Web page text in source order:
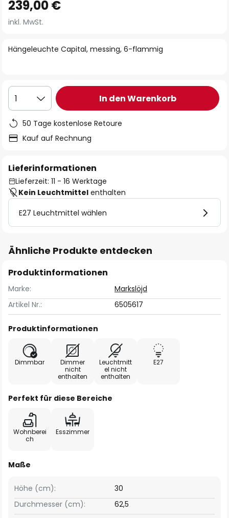
Anfang
der
springen
Hängeleuchte Capital, messing, 6-flammig
239,00 €
inkl. MwSt.
1 In den Warenkorb
50 Tage kostenlose Retoure
Kauf auf Rechnung
Lieferinformationen
Lieferzeit: 11 - 16 Werktage
Kein Leuchtmittel enthalten
E27 Leuchtmittel wählen
Ähnliche Produkte entdecken
Produktinformationen
Marke:
Markslöjd
Artikel Nr.:
6505617
Produktinformationen
Dimmbar
Dimmer
nicht
enthalten
Leuchtmitt
el nicht
enthalten
E27
Perfekt für diese Bereiche
Wohnberei
ch
Esszimmer
Maße
Höhe (cm):
30
Durchmesser (cm):
62,5